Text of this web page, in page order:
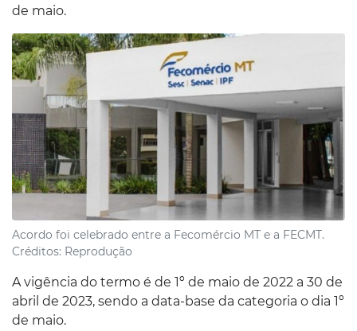
de maio.
Acordo foi celebrado entre a Fecomércio MT e a FECMT.
Créditos: Reprodução
A vigência do termo é de 1º de maio de 2022 a 30 de
abril de 2023, sendo a data-base da categoria o dia 1º
de maio.